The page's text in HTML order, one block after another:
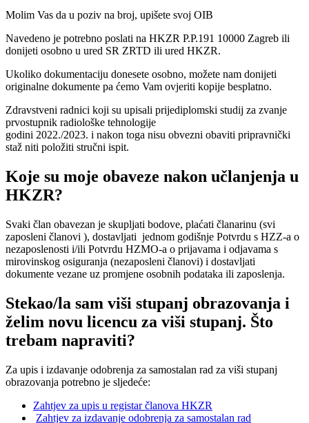
Molim Vas da u poziv na broj, upišete svoj OIB
Navedeno je potrebno poslati na HKZR P.P.191 10000 Zagreb ili
donijeti osobno u ured SR ZRTD ili ured HKZR.
Ukoliko dokumentaciju donesete osobno, možete nam donijeti
originalne dokumente pa ćemo Vam ovjeriti kopije besplatno.
Zdravstveni radnici koji su upisali prijediplomski studij za zvanje
prvostupnik radiološke tehnologije
godini 2022./2023. i nakon toga nisu obvezni obaviti pripravnički
staž niti položiti stručni ispit.
Koje su moje obaveze nakon učlanjenja u
HKZR?
Svaki član obavezan je skupljati bodove, plaćati članarinu (svi
zaposleni članovi ), dostavljati jednom godišnje Potvrdu s HZZ-a o
nezaposlenosti i/ili Potvrdu HZMO-a o prijavama i odjavama s
mirovinskog osiguranja (nezaposleni članovi) i dostavljati
dokumente vezane uz promjene osobnih podataka ili zaposlenja.
Stekao/la sam viši stupanj obrazovanja i
želim novu licencu za viši stupanj. Što
trebam napraviti?
Za upis i izdavanje odobrenja za samostalan rad za viši stupanj
obrazovanja potrebno je sljedeće:
Zahtjev za upis u registar članova HKZR
Zahtjev za izdavanje odobrenja za samostalan rad